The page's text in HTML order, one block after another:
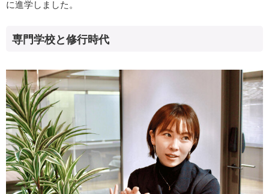
に進学しました。
専門学校と修行時代